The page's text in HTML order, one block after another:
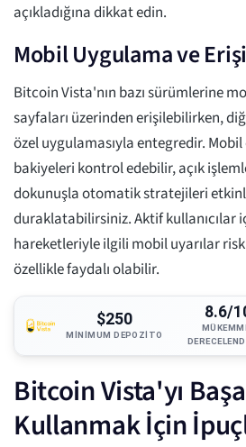
açıkladığına dikkat edin.
Mobil Uygulama ve
Bitcoin Vista'nın bazı sürümlerine
sayfaları üzerinden erişilebilirken,
özel uygulamasıyla entegredir.
bakiyeleri kontrol edebilir, açık
dokunuşla otomatik stratejileri
duraklatabilirsiniz. Aktif kullanıcılar
hareketleriyle ilgili mobil uyarılar
özellikle faydalı olabilir.
$250
MINIMUM DEPOZITO
8.6/
Bitcoin Vista'yı
Kullanmak İçin